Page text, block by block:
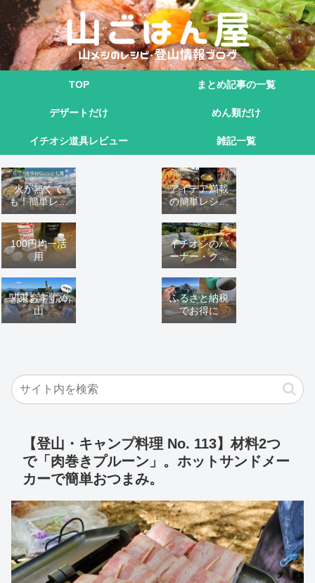
TOP まとめ記事の一覧
デザートだけ めん類だけ
イチオシ道具レビュー 雑記一覧
火が無くて
も！簡単レシ
ピ9選
アイデア満載
の簡単レシピ
16 選
100円均一活
用
イチオシのバ
ーナー・クッ
カーこれ！
関東おすすめ
山
ふるさと納税
でお得に
【登山・キャンプ料理 No. 113】材料2つ
で「肉巻きプルーン」。ホットサンドメー
カーで簡単おつまみ。